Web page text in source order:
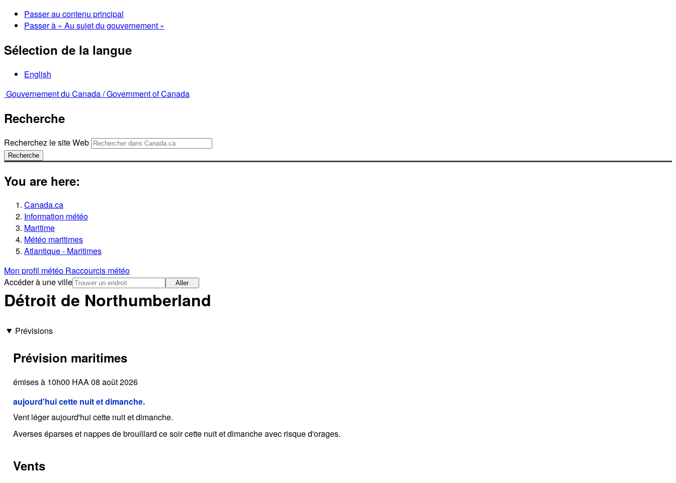
Passer au contenu principal
Passer à « Au sujet du gouvernement »
Sélection de la langue
English
Gouvernement du Canada /Government of Canada
Recherche
Recherchez le site Web
Recherche
You are here:
Canada.ca
Information météo
Maritime
Météo maritimes
Atlantique - Maritimes
Mon profil météo Raccourcis météo
Accéder à une ville
Aller
Détroit de Northumberland
Prévisions
Prévision maritimes
émises à 10h00 HAA 08 août 2026
aujourd'hui cette nuit et dimanche.
Vent léger aujourd'hui cette nuit et dimanche.
Averses éparses et nappes de brouillard ce soir cette nuit et dimanche avec risque d'orages.
Vents